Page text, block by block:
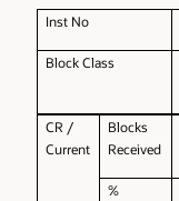
Inst No
Block Class
CR /
Current
Blocks
Received
%